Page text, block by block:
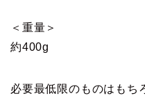
＜重量＞
約400g
必要最低限のものはもち